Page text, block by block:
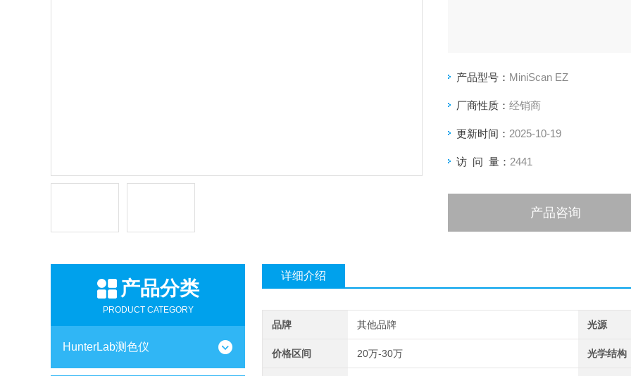
产品型号： MiniScan EZ
厂商性质： 经销商
更新时间： 2025-10-19
访 问 量： 2441
产品咨询
产品分类
PRODUCT CATEGORY
HunterLab测色仪
详细介绍
品牌 其他品牌 光源
价格区间 20万-30万 光学结构